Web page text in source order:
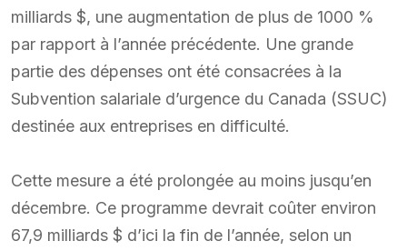
milliards $, une augmentation de plus de 1000 %
par rapport à l’année précédente. Une grande
partie des dépenses ont été consacrées à la
Subvention salariale d’urgence du Canada (SSUC)
destinée aux entreprises en difficulté.
Cette mesure a été prolongée au moins jusqu’en
décembre. Ce programme devrait coûter environ
67,9 milliards $ d’ici la fin de l’année, selon un